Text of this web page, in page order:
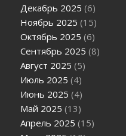
Декабрь 2025 (6)
Ноябрь 2025 (15)
Октябрь 2025 (6)
Сентябрь 2025 (8)
Август 2025 (5)
Июль 2025 (4)
Июнь 2025 (4)
Май 2025 (13)
Апрель 2025 (15)